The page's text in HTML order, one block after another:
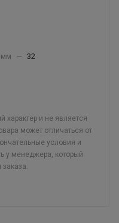
мм
— 32
характер и не является
может отличаться от
условия и
у менеджера, который